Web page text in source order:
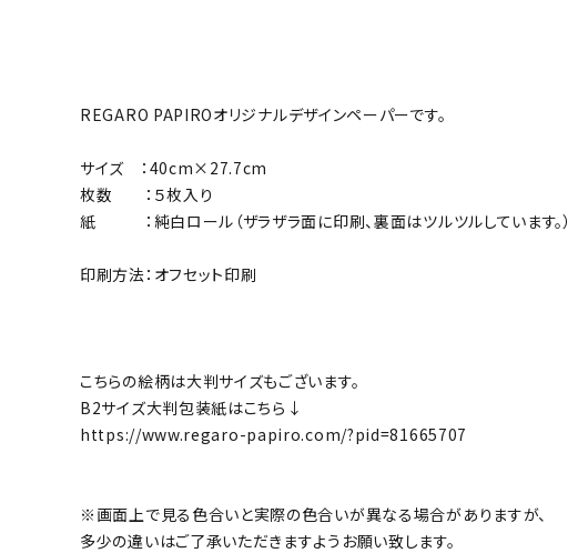
REGARO PAPIROオリジナルデザインペーパーです。
サイズ ：40cm×27.7cm
枚数 ：５枚入り
紙 ：純白ロール（ザラザラ面に印刷、裏面はツルツルしています。）
印刷方法：オフセット印刷
こちらの絵柄は大判サイズもございます。
B2サイズ大判包装紙はこちら↓
https://www.regaro-papiro.com/?pid=81665707
※画面上で見る色合いと実際の色合いが異なる場合がありますが、
多少の違いはご了承いただきますようお願い致します。